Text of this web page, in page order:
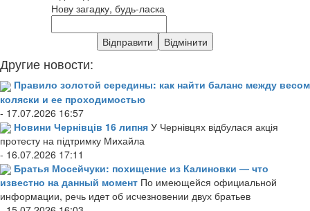
Нову загадку, будь-ласка
Другие новости:
Правило золотой середины: как найти баланс между весом
коляски и ее проходимостью
- 17.07.2026 16:57
Новини Чернівців 16 липня У Чернівцях відбулася акція
протесту на підтримку Михайла
- 16.07.2026 17:11
Братья Мосейчуки: похищение из Калиновки — что
известно на данный момент По имеющейся официальной
информации, речь идет об исчезновении двух братьев